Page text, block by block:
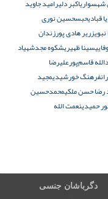
اکبر دلیرامید جاوید
قبادیحبسحسین نوری
زریر هادی پورزندان
سینا ظهیریشکوه مجدشهیاد
قاسم‌پورعلیرضا
فرهنگ خورشیدیمجید
رضا حسن ملكیمحمدحسین
حمیدینعمت الله
دگرباشان جنسی